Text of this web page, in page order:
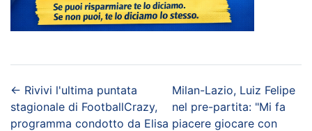
← Rivivi l'ultima puntata
stagionale di FootballCrazy,
programma condotto da Elisa
Milan-Lazio, Luiz Felipe
nel pre-partita: "Mi fa
piacere giocare con